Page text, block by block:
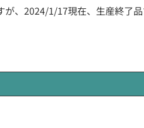
、2024/1/17現在、生産終了